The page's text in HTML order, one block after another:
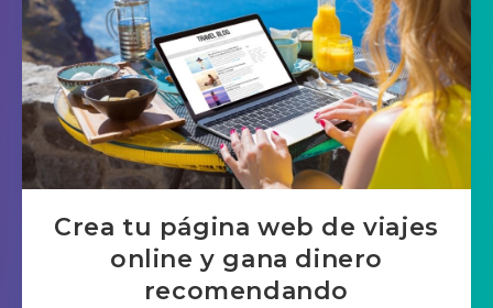
Crea tu página web de viajes
online y gana dinero
recomendando